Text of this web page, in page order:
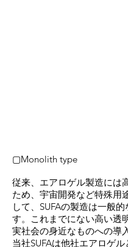
▢Monolith type
従来、エアロゲル製造には
ため、宇宙開発など特殊用
して、SUFAの製造は一般
す。これまでにない高い透
実社会の身近なものへの導
当社SUFAは他社エアロゲ